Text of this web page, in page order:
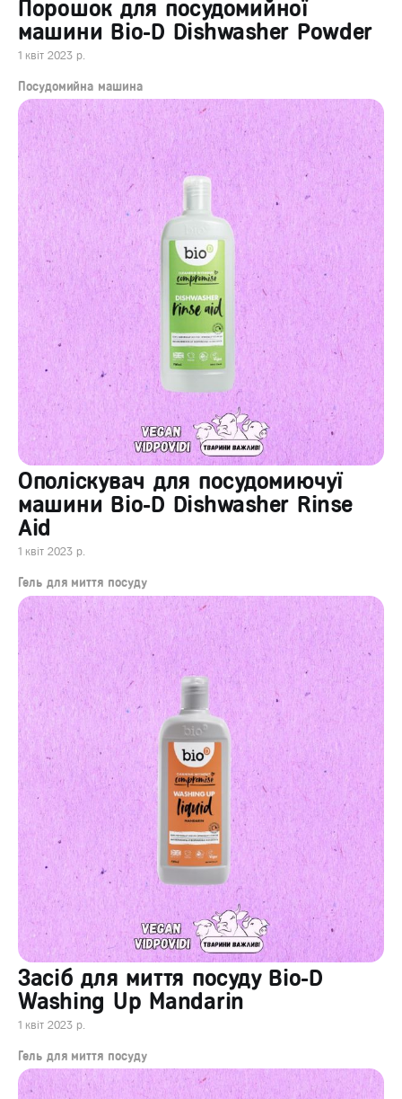
Порошок для посудомийної
машини Bio-D Dishwasher Powder
1 квіт 2023 р.
Посудомийна машина
Ополіскувач для посудомиючуї
машини Bio-D Dishwasher Rinse
Aid
1 квіт 2023 р.
Гель для миття посуду
Засіб для миття посуду Bio-D
Washing Up Mandarin
1 квіт 2023 р.
Гель для миття посуду